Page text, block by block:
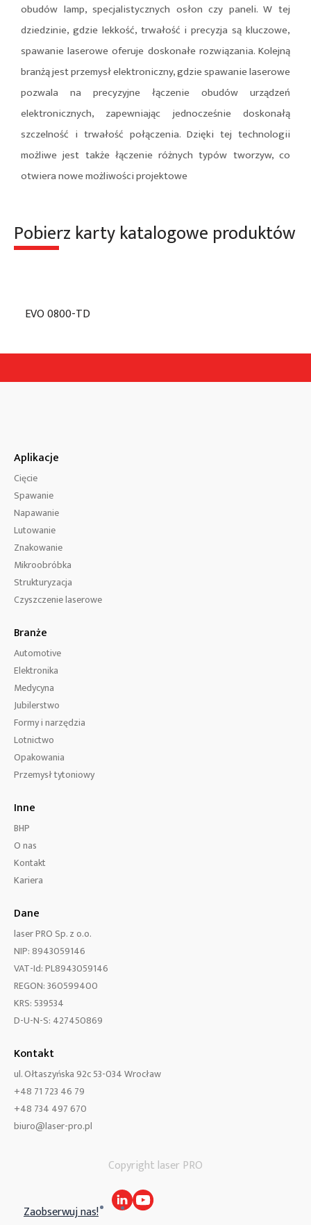
obudów lamp, specjalistycznych osłon czy paneli. W tej
dziedzinie, gdzie lekkość, trwałość i precyzja są kluczowe,
spawanie laserowe oferuje doskonałe rozwiązania. Kolejną
branżą jest przemysł elektroniczny, gdzie spawanie laserowe
pozwala na precyzyjne łączenie obudów urządzeń
elektronicznych, zapewniając jednocześnie doskonałą
szczelność i trwałość połączenia. Dzięki tej technologii
możliwe jest także łączenie różnych typów tworzyw, co
otwiera nowe możliwości projektowe
Pobierz karty katalogowe produktów
EVO 0800-TD
Aplikacje
Cięcie
Spawanie
Napawanie
Lutowanie
Znakowanie
Mikroobróbka
Strukturyzacja
Czyszczenie laserowe
Branże
Automotive
Elektronika
Medycyna
Jubilerstwo
Formy i narzędzia
Lotnictwo
Opakowania
Przemysł tytoniowy
Inne
BHP
O nas
Kontakt
Kariera
Dane
laser PRO Sp. z o.o.
NIP: 8943059146
VAT-Id: PL8943059146
REGON: 360599400
KRS: 539534
D-U-N-S: 427450869
Kontakt
ul. Ołtaszyńska 92c 53-034 Wrocław
+48 71 723 46 79
+48 734 497 670
biuro@laser-pro.pl
Copyright laser PRO
Zaobserwuj nas!